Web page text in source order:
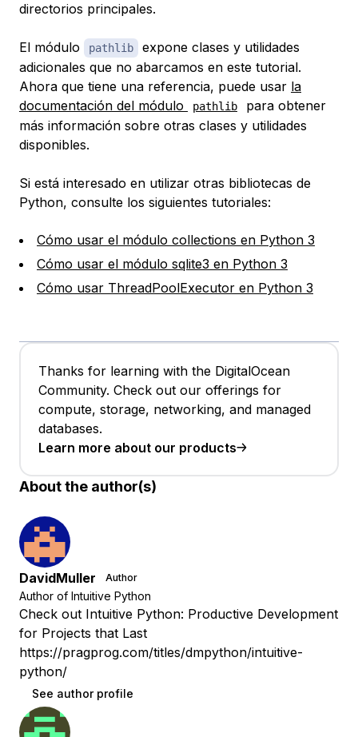
directorios principales.
El módulo pathlib
expone clases y utilidades
adicionales que no abarcamos en este tutorial.
Ahora que tiene una referencia, puede usar la
documentación del módulo
pathlib
para obtener
más información sobre otras clases y utilidades
disponibles.
Si está interesado en utilizar otras bibliotecas de
Python, consulte los siguientes tutoriales:
Cómo usar el módulo collections en Python 3
Cómo usar el módulo sqlite3 en Python 3
Cómo usar ThreadPoolExecutor en Python 3
Thanks for learning with the DigitalOcean
Community. Check out our offerings for
compute, storage, networking, and managed
databases.
Learn more about our products
About the author(s)
DavidMuller Author
Author of Intuitive Python
Check out Intuitive Python: Productive Development
for Projects that Last
https://pragprog.com/titles/dmpython/intuitive-
python/
See author profile